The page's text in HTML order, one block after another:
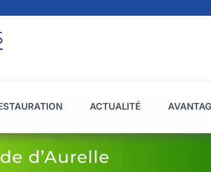
ACTUALITÉ
d’Aurelle